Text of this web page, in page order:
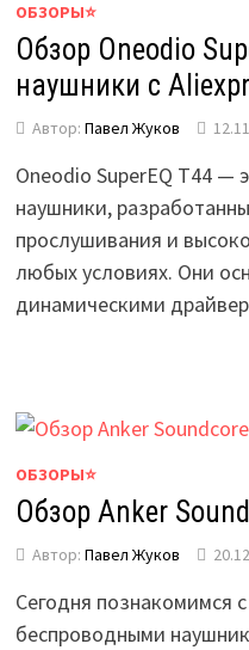
ОБЗОРЫ⭐
Обзор Oneodio
наушники с
Автор: Павел Жуков
Oneodio SuperEQ T44 —
наушники,
прослушивания и
любых условиях. Они
динамическими
ОБЗОРЫ⭐
Обзор Anker
Автор: Павел Жуков
Сегодня познакомимся
беспроводными